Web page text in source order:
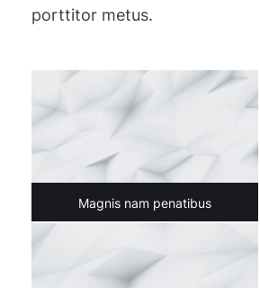
porttitor metus.
Magnis nam penatibus